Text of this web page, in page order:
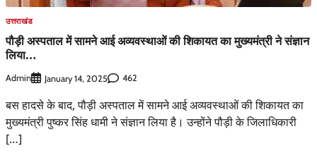
उत्तराखंड
पौड़ी अस्पताल में सामने आई अव्यवस्थाओं की शिकायत का मुख्यमंत्री ने संज्ञान
लिया…
Admin January 14, 2025 462
बस हादसे के बाद, पौड़ी अस्पताल में सामने आई अव्यवस्थाओं की शिकायत का
मुख्यमंत्री पुष्कर सिंह धामी ने संज्ञान लिया है। उन्होंने पौड़ी के जिलाधिकारी
[…]